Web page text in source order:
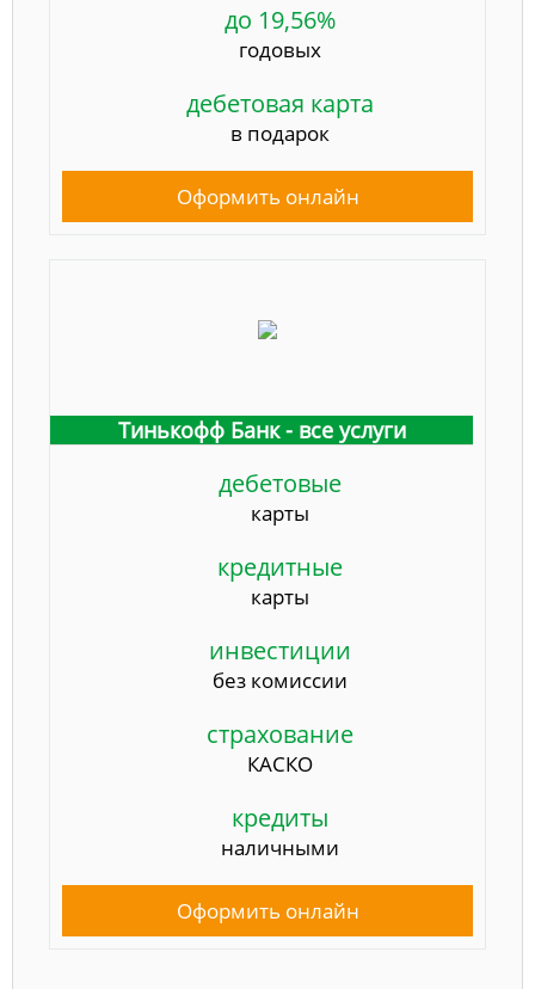
до 19,56%
годовых
дебетовая карта
в подарок
Оформить онлайн
Тинькофф Банк - все услуги
дебетовые
карты
кредитные
карты
инвестиции
без комиссии
страхование
КАСКО
кредиты
наличными
Оформить онлайн